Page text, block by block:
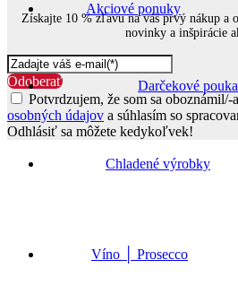
Akciové ponuky
Darčekové
Chladené výrobky
Víno │ Prosecco
Získajte 10 % zľavu na váš prvý nákup a
novinky a inšpirácie
Odoberať
Potvrdzujem, že som sa oboznámil/-
osobných údajov a súhlasím so
Odhlásiť sa môžete kedykoľvek!